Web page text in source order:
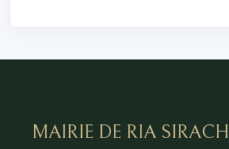
MAIRIE DE RIA SIRACH